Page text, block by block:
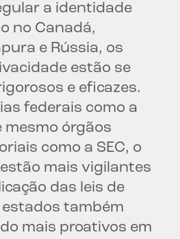
a identidade
no Canadá,
e Rússia, os
estão se
e eficazes.
federais como a
mesmo órgãos
como a SEC, o
estão mais vigilantes
das leis de
também
mais proativos em